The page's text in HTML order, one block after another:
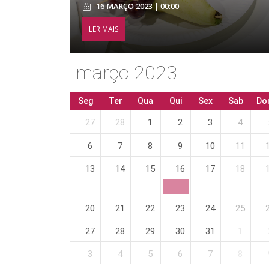
16 MARÇO 2023 | 00:00
LER MAIS
março 2023
Seg Ter Qua Qui Sex Sab
27 28 1 2 3 4
6 7 8 9 10 11
13 14 15 16 17 18
20 21 22 23 24 25
27 28 29 30 31
3 4 5 6 7